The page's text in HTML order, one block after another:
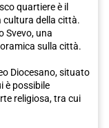
quartiere è il
cultura della città.
Svevo, una
sulla città.
Diocesano, situato
è possibile
religiosa, tra cui